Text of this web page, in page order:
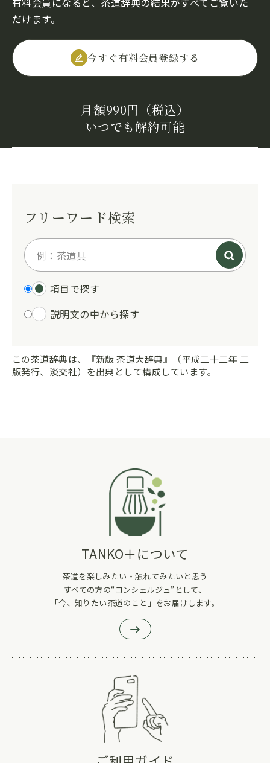
だけます。
今すぐ有料会員登録する
月額990円（税込）
いつでも解約可能
フリーワード検索
項目で探す
説明文の中から探す
この茶道辞典は、『新版 茶道大辞典』（平成二十二年 二
版発行、淡交社）を出典として構成しています。
TANKO＋について
茶道を楽しみたい・触れてみたいと思う
すべての方の“コンシェルジュ”として、
「今、知りたい茶道のこと」をお届けします。